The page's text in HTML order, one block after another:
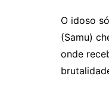
O idoso
(Samu)
onde